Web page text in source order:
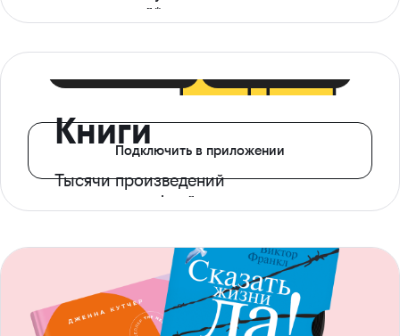
ограничений*
Книги
Тысячи произведений
с доступом офлайн
Подключить в приложении